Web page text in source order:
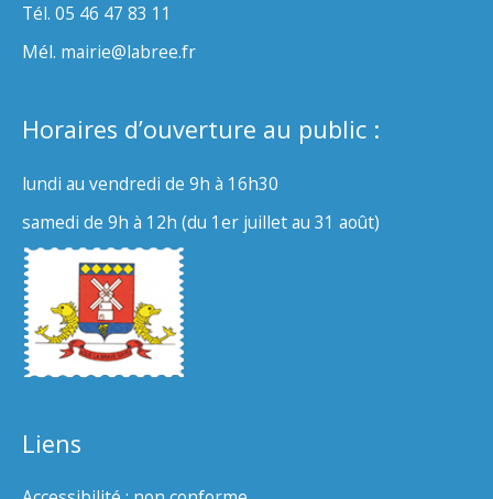
Tél. 05 46 47 83 11
Mél. mairie@labree.fr
Horaires d’ouverture au public :
lundi au vendredi de 9h à 16h30
samedi de 9h à 12h (du 1er juillet au 31 août)
Liens